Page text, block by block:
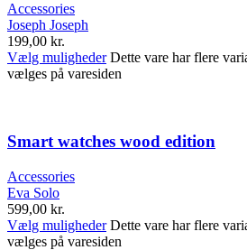
Accessories
Joseph Joseph
199,00 kr.
Vælg muligheder Dette vare har flere
vælges på varesiden
Smart watches wood edition
Accessories
Eva Solo
599,00 kr.
Vælg muligheder Dette vare har flere
vælges på varesiden